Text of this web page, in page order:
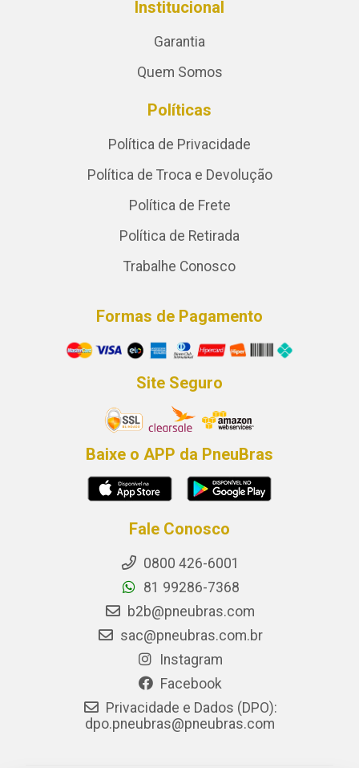
Institucional
Garantia
Quem Somos
Políticas
Política de Privacidade
Política de Troca e Devolução
Política de Frete
Política de Retirada
Trabalhe Conosco
Formas de Pagamento
Site Seguro
Baixe o APP da PneuBras
Fale Conosco
0800 426-6001
81 99286-7368
b2b@pneubras.com
sac@pneubras.com.br
Instagram
Facebook
Privacidade e Dados (DPO):
dpo.pneubras@pneubras.com